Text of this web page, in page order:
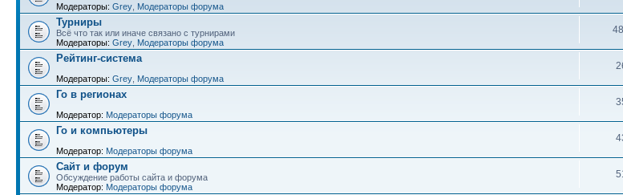
Модераторы: Grey Модераторы форума
Турниры
Всё что так или иначе связано с турнирами
Модераторы: Grey Модераторы форума
Рейтинг-система
Модераторы: Grey Модераторы форума
Го в регионах
Модератор: Модераторы форума
Го и компьютеры
Модератор: Модераторы форума
Сайт и форум
Обсуждение работы сайта и форума
Модератор: Модераторы форума